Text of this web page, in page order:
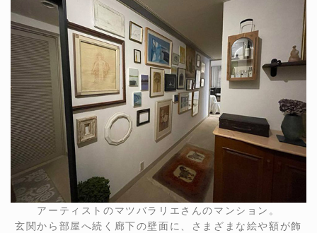
アーティストのマツバラリエさんのマンション。
玄関から部屋へ続く廊下の壁面に、さまざまな絵や額が飾